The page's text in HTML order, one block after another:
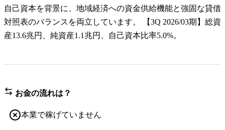
自己資本を背景に、地域経済への資金供給機能と強固な貸借
対照表のバランスを両立しています。 【3Q 2026/03期】総資
産13.6兆円、純資産1.1兆円、自己資本比率5.0%。
お金の流れは？
本業で稼げていません